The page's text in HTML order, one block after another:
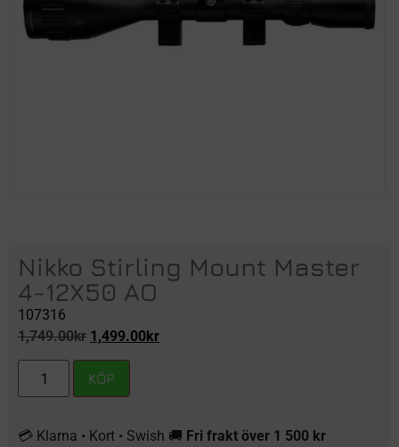
Nikko Stirling Mount Master
4-12X50 AO
107316
1,749.00kr 1,499.00kr
KÖP
💳 Klarna • Kort • Swish 🚚 Fri frakt över 1 500 kr